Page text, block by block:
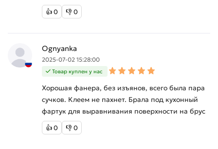
👍0 👎0
Ognyanka
2025-07-02 15:28:00
Товар куплен у нас
Хорошая фанера, без изъянов, всего была пара
сучков. Клеем не пахнет. Брала под кухонный
фартук для выравнивания поверхности на брус
👍0 👎0